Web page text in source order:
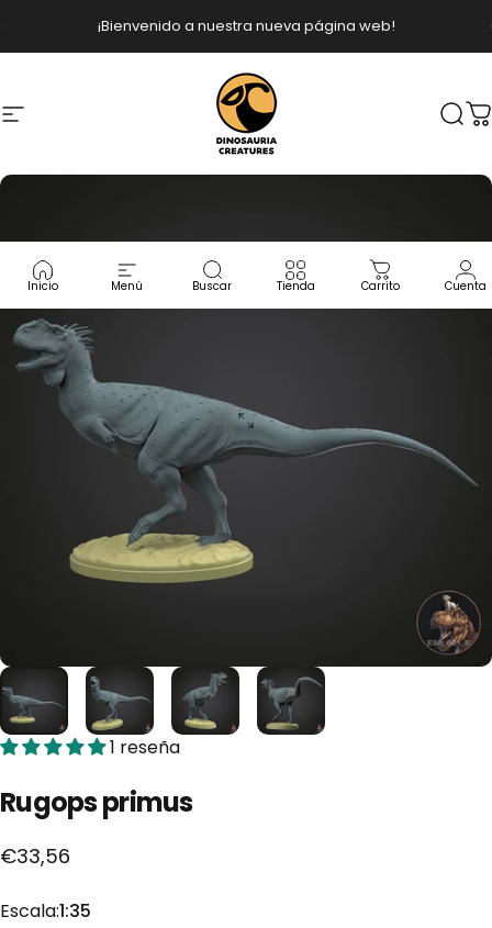
¡Bienvenido a nuestra nueva página web!
diapositivas pausa
Navegación Dinosauria Creatures
Inicio Menú Buscar Tienda Carrito Cuenta
1 reseña
Rugopsprimus
€33,56
Escala
Escala:1:35